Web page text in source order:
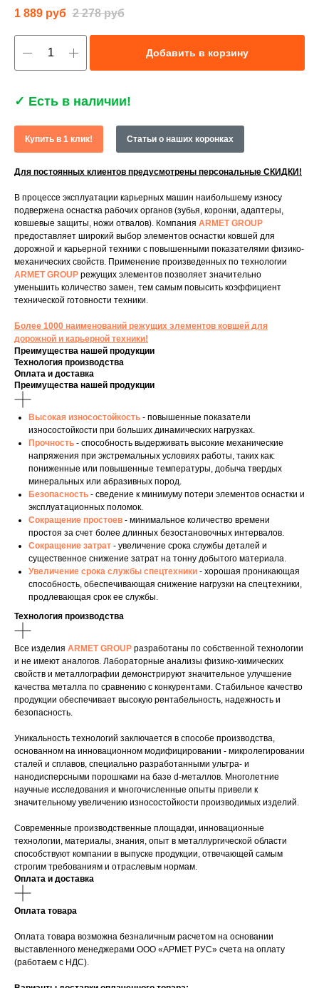
1 889 руб 2 278 руб
Добавить в корзину
✓ Есть в наличии!
Купить в 1 клик! Статьи о наших коронках
Для постоянных клиентов предусмотрены персональные СКИДКИ!
В процессе эксплуатации карьерных машин наибольшему износу
подвержена оснастка рабочих органов (зубья, коронки, адаптеры,
ковшевые защиты, ножи отвалов). Компания ARMET GROUP
предоставляет широкий выбор элементов оснастки ковшей для
дорожной и карьерной техники с повышенными показателями физико-
механических свойств. Применение произведенных по технологии
ARMET GROUP режущих элементов позволяет значительно
уменьшить количество замен, тем самым повысить коэффициент
технической готовности техники.
Более 1000 наименований режущих элементов ковшей для
дорожной и карьерной техники!
Преимущества нашей продукции
Технология производства
Оплата и доставка
Преимущества нашей продукции
Высокая износостойкость - повышенные показатели
износостойкости при больших динамических нагрузках.
Прочность - способность выдерживать высокие механические
напряжения при экстремальных условиях работы, таких как:
пониженные или повышенные температуры, добыча твердых
минеральных или абразивных пород.
Безопасность - сведение к минимуму потери элементов оснастки и
эксплуатационных поломок.
Сокращение простоев - минимальное количество времени
простоя за счет более длинных безостановочных интервалов.
Сокращение затрат - увеличение срока службы деталей и
существенное снижение затрат на тонну добытого материала.
Увеличение срока службы спецтехники - хорошая проникающая
способность, обеспечивающая снижение нагрузки на спецтехники,
продлевающая срок ее службы.
Технология производства
Все изделия ARMET GROUP разработаны по собственной технологии
и не имеют аналогов. Лабораторные анализы физико-химических
свойств и металлографии демонстрируют значительное улучшение
качества металла по сравнению с конкурентами. Стабильное качество
продукции обеспечивает высокую рентабельность, надежность и
безопасность.
Уникальность технологий заключается в способе производства,
основанном на инновационном модифицировании - микролегировании
сталей и сплавов, специально разработанными ультра- и
нанодисперсными порошками на базе d-металлов. Многолетние
научные исследования и многочисленные опыты привели к
значительному увеличению износостойкости производимых изделий.
Современные производственные площадки, инновационные
технологии, материалы, знания, опыт в металлургической области
способствуют компании в выпуске продукции, отвечающей самым
строгим требованиям и отраслевым нормам.
Оплата и доставка
Оплата товара
Оплата товара возможна безналичным расчетом на основании
выставленного менеджерами ООО «АРМЕТ РУС» счета на оплату
(работаем с НДС).